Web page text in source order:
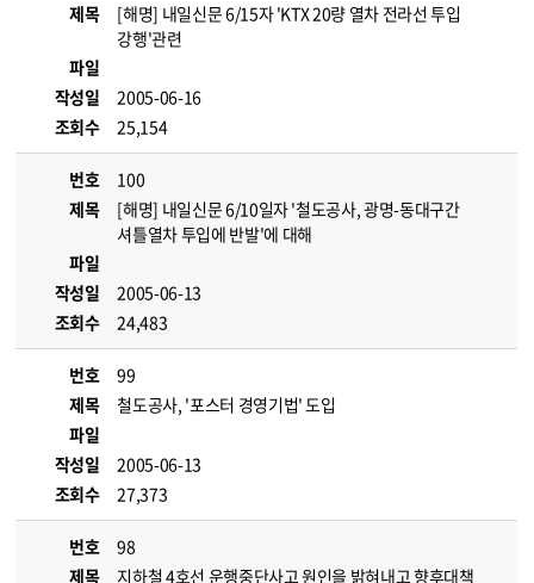
제목
[해명] 내일신문 6/15자 'KTX 20량 열차 전라선 투입
강행'관련
파일
작성일
2005-06-16
조회수
25,154
번호
100
제목
[해명] 내일신문 6/10일자 '철도공사, 광명-동대구간
셔틀열차 투입에 반발'에 대해
파일
작성일
2005-06-13
조회수
24,483
번호
99
제목
철도공사, '포스터 경영기법' 도입
파일
작성일
2005-06-13
조회수
27,373
번호
98
제목
지하철 4호선 운행중단사고 원인을 밝혀내고 향후대책